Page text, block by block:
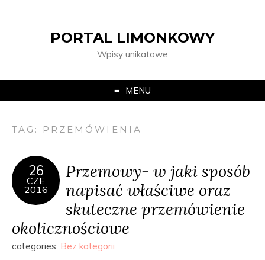
PORTAL LIMONKOWY
Wpisy unikatowe
MENU
TAG: PRZEMÓWIENIA
26
CZE
2016
Przemowy- w jaki sposób
napisać właściwe oraz
skuteczne przemówienie
okolicznościowe
categories: Bez kategorii